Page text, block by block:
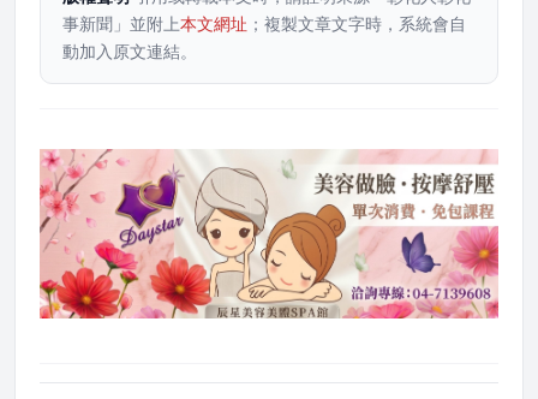
事新聞」並附上本文網址 ；複製文章文字時，系統會自
動加入原文連結。